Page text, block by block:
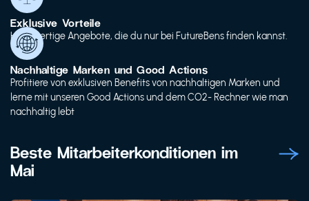
Exklusive Vorteile
Hochwertige Angebote, die du nur bei FutureBens finden kannst.
Nachhaltige Marken und Good Actions
Profitiere von exklusiven Benefits von nachhaltigen Marken und
lerne mit unseren Good Actions und dem CO2- Rechner wie man
nachhaltig lebt
Beste Mitarbeiterkonditionen im
Mai